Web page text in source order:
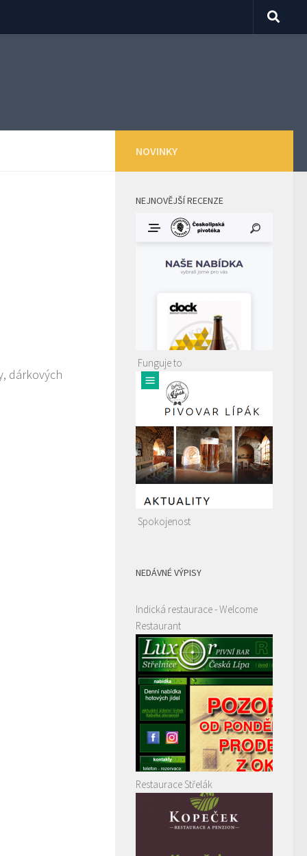
dárkových
NOVINKY
NEJNOVĚJŠÍ RECENZE
Funguje to
Spokojenost
NEDÁVNÉ VÝPISY
Indická restaurace - Welcome
Restaurant
Restaurace Střelák